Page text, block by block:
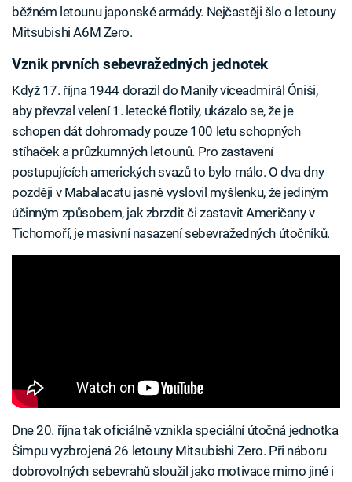
běžném letounu japonské armády. Nejčastěji šlo o letouny
Mitsubishi A6M Zero.
Vznik prvních sebevražedných jednotek
Když 17. října 1944 dorazil do Manily víceadmirál Óniši,
aby převzal velení 1. letecké flotily, ukázalo se, že je
schopen dát dohromady pouze 100 letu schopných
stíhaček a průzkumných letounů. Pro zastavení
postupujících amerických svazů to bylo málo. O dva dny
později v Mabalacatu jasně vyslovil myšlenku, že jediným
účinným způsobem, jak zbrzdit či zastavit Američany v
Tichomoří, je masivní nasazení sebevražedných útočníků.
Dne 20. října tak oficiálně vznikla speciální útočná jednotka
Šimpu vyzbrojená 26 letouny Mitsubishi Zero. Při náboru
dobrovolných sebevrahů sloužil jako motivace mimo jiné i